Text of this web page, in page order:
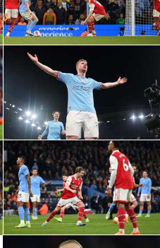
أقسام خاصة
ميركاتو
تحقيق في الجول
تقرير في الجول
تحليل في الجول
حكايات في الجول
كويز في الجول